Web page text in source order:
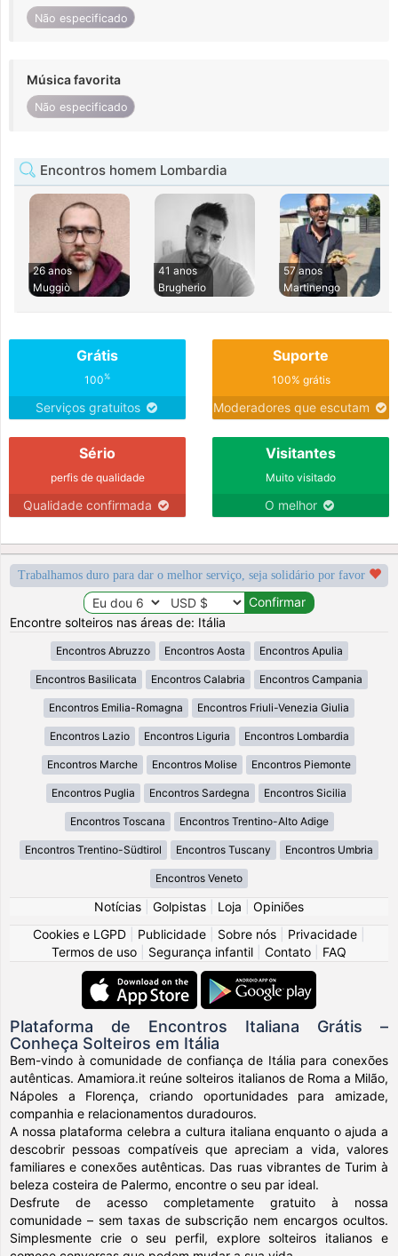
Não especificado
Música favorita
Não especificado
Encontros homem Lombardia
26 anos
Muggiò
41 anos
Brugherio
57 anos
Martinengo
Grátis
100%
Serviços gratuitos
Suporte
100% grátis
Moderadores que escutam
Sério
perfis de qualidade
Qualidade confirmada
Visitantes
Muito visitado
O melhor
Trabalhamos duro para dar o melhor serviço, seja solidário por favor
Encontre solteiros nas áreas de: Itália
Encontros Abruzzo Encontros Aosta Encontros Apulia
Encontros Basilicata Encontros Calabria Encontros Campania
Encontros Emilia-Romagna Encontros Friuli-Venezia Giulia
Encontros Lazio Encontros Liguria Encontros Lombardia
Encontros Marche Encontros Molise Encontros Piemonte
Encontros Puglia Encontros Sardegna Encontros Sicilia
Encontros Toscana Encontros Trentino-Alto Adige
Encontros Trentino-Südtirol Encontros Tuscany Encontros Umbria
Encontros Veneto
Notícias Golpistas Loja
Opiniões
Cookies e LGPD
Publicidade Sobre nós Privacidade
Termos de uso
Segurança infantil Contato FAQ
Plataforma de Encontros Italiana Grátis –
Conheça Solteiros em Itália
Bem-vindo à comunidade de confiança de Itália para conexões
autênticas. Amamiora.it reúne solteiros italianos de Roma a Milão,
Nápoles a Florença, criando oportunidades para amizade,
companhia e relacionamentos duradouros.
A nossa plataforma celebra a cultura italiana enquanto o ajuda a
descobrir pessoas compatíveis que apreciam a vida, valores
familiares e conexões autênticas. Das ruas vibrantes de Turim à
beleza costeira de Palermo, encontre o seu par ideal.
Desfrute de acesso completamente gratuito à nossa
comunidade – sem taxas de subscrição nem encargos ocultos.
Simplesmente crie o seu perfil, explore solteiros italianos e